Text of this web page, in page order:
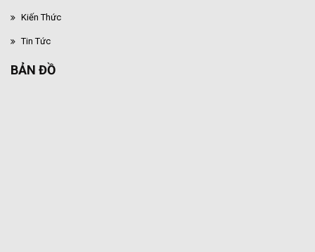
Kiến Thức
Tin Tức
BẢN ĐỒ